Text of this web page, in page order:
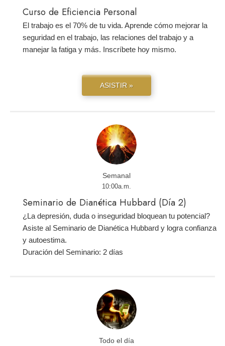
Curso de Eficiencia Personal
El trabajo es el 70% de tu vida. Aprende cómo mejorar la
seguridad en el trabajo, las relaciones del trabajo y a
manejar la fatiga y más. Inscríbete hoy mismo.
ASISTIR »
Semanal
10:00a.m.
Seminario de Dianética Hubbard (Día 2)
¿La depresión, duda o inseguridad bloquean tu potencial?
Asiste al Seminario de Dianética Hubbard y logra confianza
y autoestima.
Duración del Seminario: 2 días
Todo el día